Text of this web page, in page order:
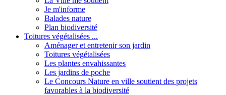
Je m'informe
Balades nature
Plan biodiversité
Toitures végétalisées ...
Aménager et entretenir son jardin
Toitures végétalisées
Les plantes envahissantes
Les jardins de poche
Le Concours Nature en ville soutient des projets
favorables à la biodiversité